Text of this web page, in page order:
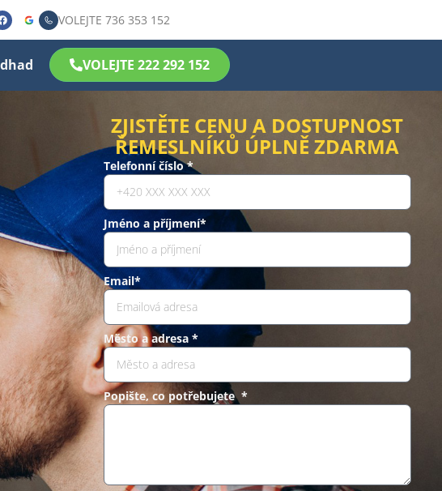
VOLEJTE 736 353 152
VOLEJTE 222 292 152
ZJISTĚTE CENU A DOSTUPNOST
ŘEMESLNÍKŮ ÚPLNĚ ZDARMA
Telefonní číslo *
Jméno a příjmení*
Email*
Město a adresa *
Popište, co potřebujete *